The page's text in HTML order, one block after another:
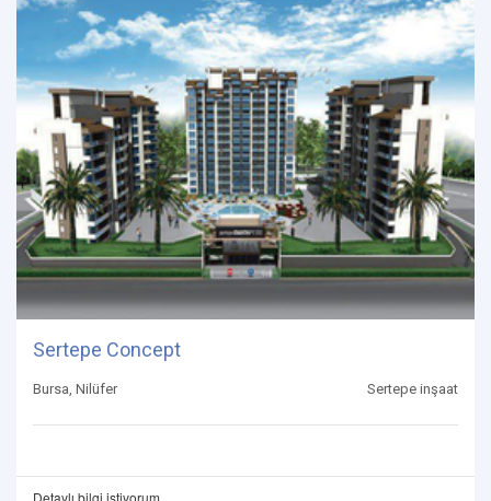
Sertepe Concept
Bursa, Nilüfer Sertepe inşaat
Detaylı bilgi istiyorum